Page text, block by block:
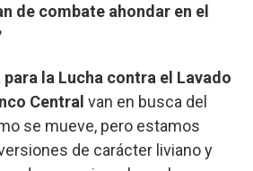
de combate ahondar en el
la Lucha contra el Lavado
Central van en busca del
se mueve, pero estamos
de carácter liviano y